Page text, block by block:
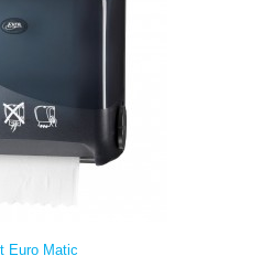
Euro Matic